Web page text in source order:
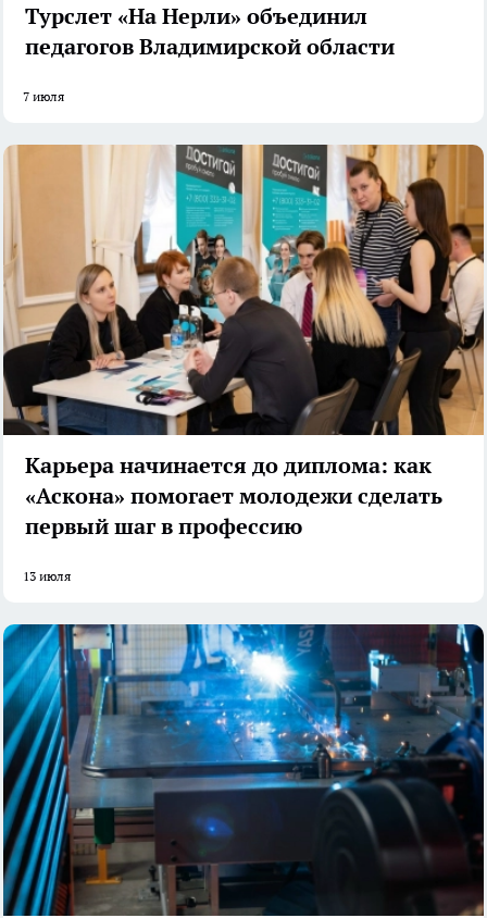
Турслет «На Нерли» объединил
педагогов Владимирской области
7 июля
Карьера начинается до диплома: как
«Аскона» помогает молодежи сделать
первый шаг в профессию
13 июля